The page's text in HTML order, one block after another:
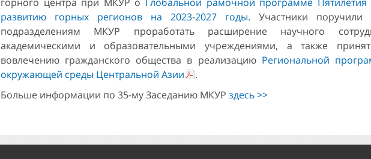
развитию горных регионов на 2023-2027 годы. Участники поручили
подразделениям МКУР проработать расширение научного
академическими и образовательными учреждениями, а также
вовлечению гражданского общества в реализацию Региональной
окружающей среды Центральной Азии
.
Больше информации по 35-му Заседанию МКУР здесь >>